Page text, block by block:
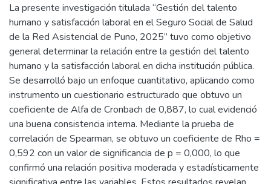
La presente investigación titulada “Gestión del talento
humano y satisfacción laboral en el Seguro Social de Salud
de la Red Asistencial de Puno, 2025” tuvo como objetivo
general determinar la relación entre la gestión del talento
humano y la satisfacción laboral en dicha institución pública.
Se desarrolló bajo un enfoque cuantitativo, aplicando como
instrumento un cuestionario estructurado que obtuvo un
coeficiente de Alfa de Cronbach de 0,887, lo cual evidenció
una buena consistencia interna. Mediante la prueba de
correlación de Spearman, se obtuvo un coeficiente de Rho =
0,592 con un valor de significancia de p = 0,000, lo que
confirmó una relación positiva moderada y estadísticamente